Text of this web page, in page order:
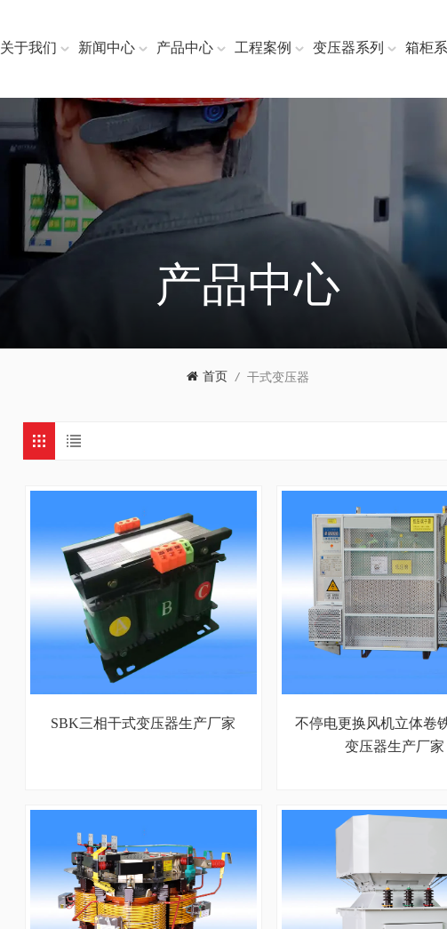
关于我们 新闻中心 产品中心 工程案例 变压器系列 箱柜
产品中心
首页 / 干式变压器
SBK三相干式变压器生产厂家
不停电更换风机立体卷
变压器生产厂家